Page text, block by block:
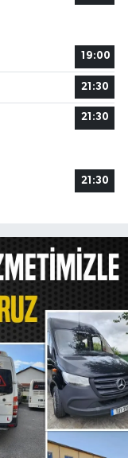
19:00
21:30
21:30
21:30